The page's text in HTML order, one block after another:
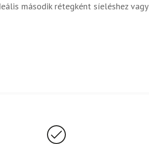
második rétegként síeléshez